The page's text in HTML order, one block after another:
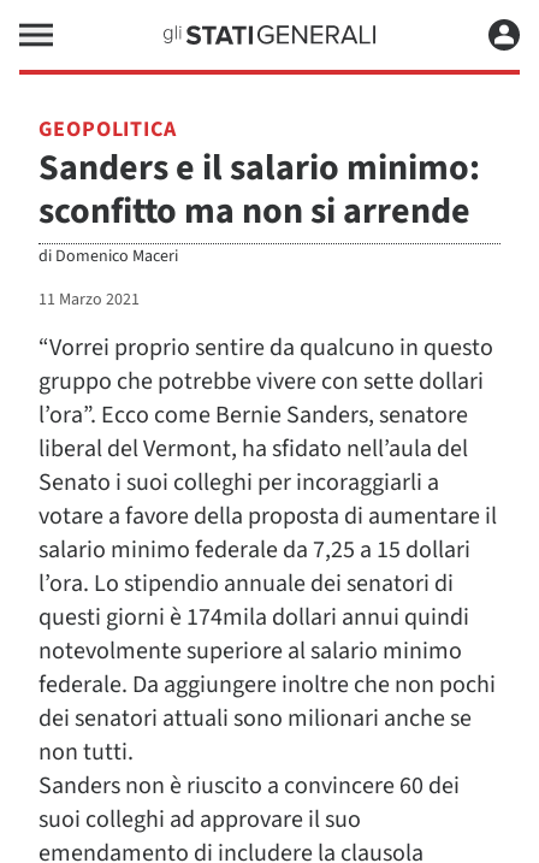
GEOPOLITICA
Sanders e il salario minimo:
sconfitto ma non si arrende
di Domenico Maceri
11 Marzo 2021
“Vorrei proprio sentire da qualcuno in questo
gruppo che potrebbe vivere con sette dollari
l’ora”. Ecco come Bernie Sanders, senatore
liberal del Vermont, ha sfidato nell’aula del
Senato i suoi colleghi per incoraggiarli a
votare a favore della proposta di aumentare il
salario minimo federale da 7,25 a 15 dollari
l’ora. Lo stipendio annuale dei senatori di
questi giorni è 174mila dollari annui quindi
notevolmente superiore al salario minimo
federale. Da aggiungere inoltre che non pochi
dei senatori attuali sono milionari anche se
non tutti.
Sanders non è riuscito a convincere 60 dei
suoi colleghi ad approvare il suo
emendamento di includere la clausola